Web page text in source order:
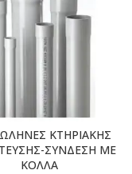
ΚΤΗΡΙΑΚΗΣ
ΣΥΝΔΕΣΗ ΜΕ
ΚΟΛΛΑ